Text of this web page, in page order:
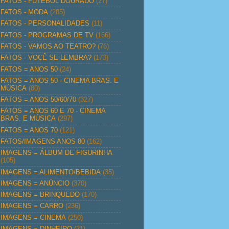
FATOS - MODA (205)
FATOS - PERSONALIDADES (11)
FATOS - PROGRAMAS DE TV (166)
FATOS - VAMOS AO TEATRO? (76)
FATOS - VOCÊ SE LEMBRA? (173)
FATOS = ANOS 50 (24)
FATOS = ANOS 50 - CINEMA BRAS. E
MÚSICA (80)
FATOS = ANOS 50/60/70 (327)
FATOS = ANOS 60 E 70 - CINEMA
BRAS. E MÚSICA (297)
FATOS = ANOS 70 (121)
FATOS/IMAGENS ANOS 80 (162)
IMAGENS = ÁLBUM DE FIGURINHA
(105)
IMAGENS = ALIMENTO/BEBIDA (35)
IMAGENS = ANÚNCIO (370)
IMAGENS = BRINQUEDO (170)
IMAGENS = CARRO (236)
IMAGENS = CINEMA (250)